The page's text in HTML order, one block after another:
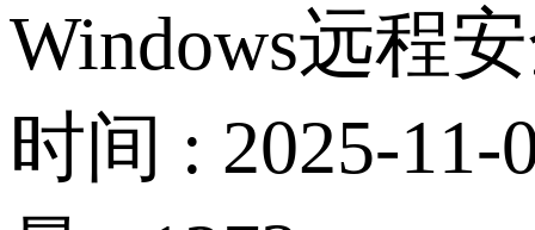
Windows远程
时间 : 2025-11-